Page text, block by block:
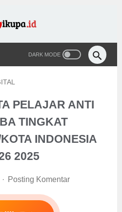
PELAJAR ANTI
TINGKAT
INDONESIA
2025
Posting Komentar